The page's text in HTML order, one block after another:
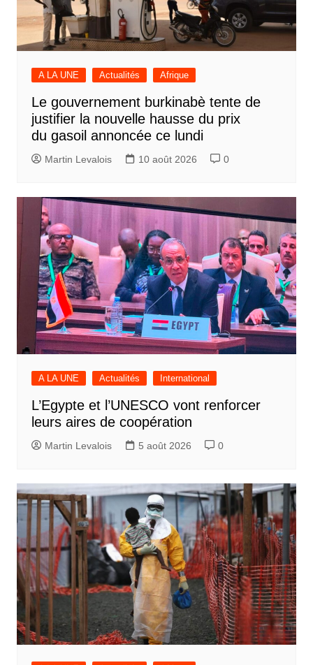
A LA UNE Actualités Afrique
Le gouvernement burkinabè tente de
justifier la nouvelle hausse du prix
du gasoil annoncée ce lundi
Martin Levalois 10 août 2026 0
A LA UNE Actualités International
L’Egypte et l’UNESCO vont renforcer
leurs aires de coopération
Martin Levalois 5 août 2026 0